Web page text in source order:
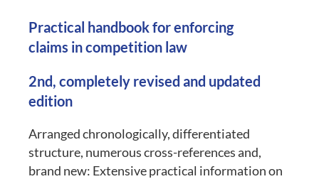
Practical handbook for enforcing
claims in competition law
2nd, completely revised and updated
edition
Arranged chronologically, differentiated
structure, numerous cross-references and,
brand new: Extensive practical information on